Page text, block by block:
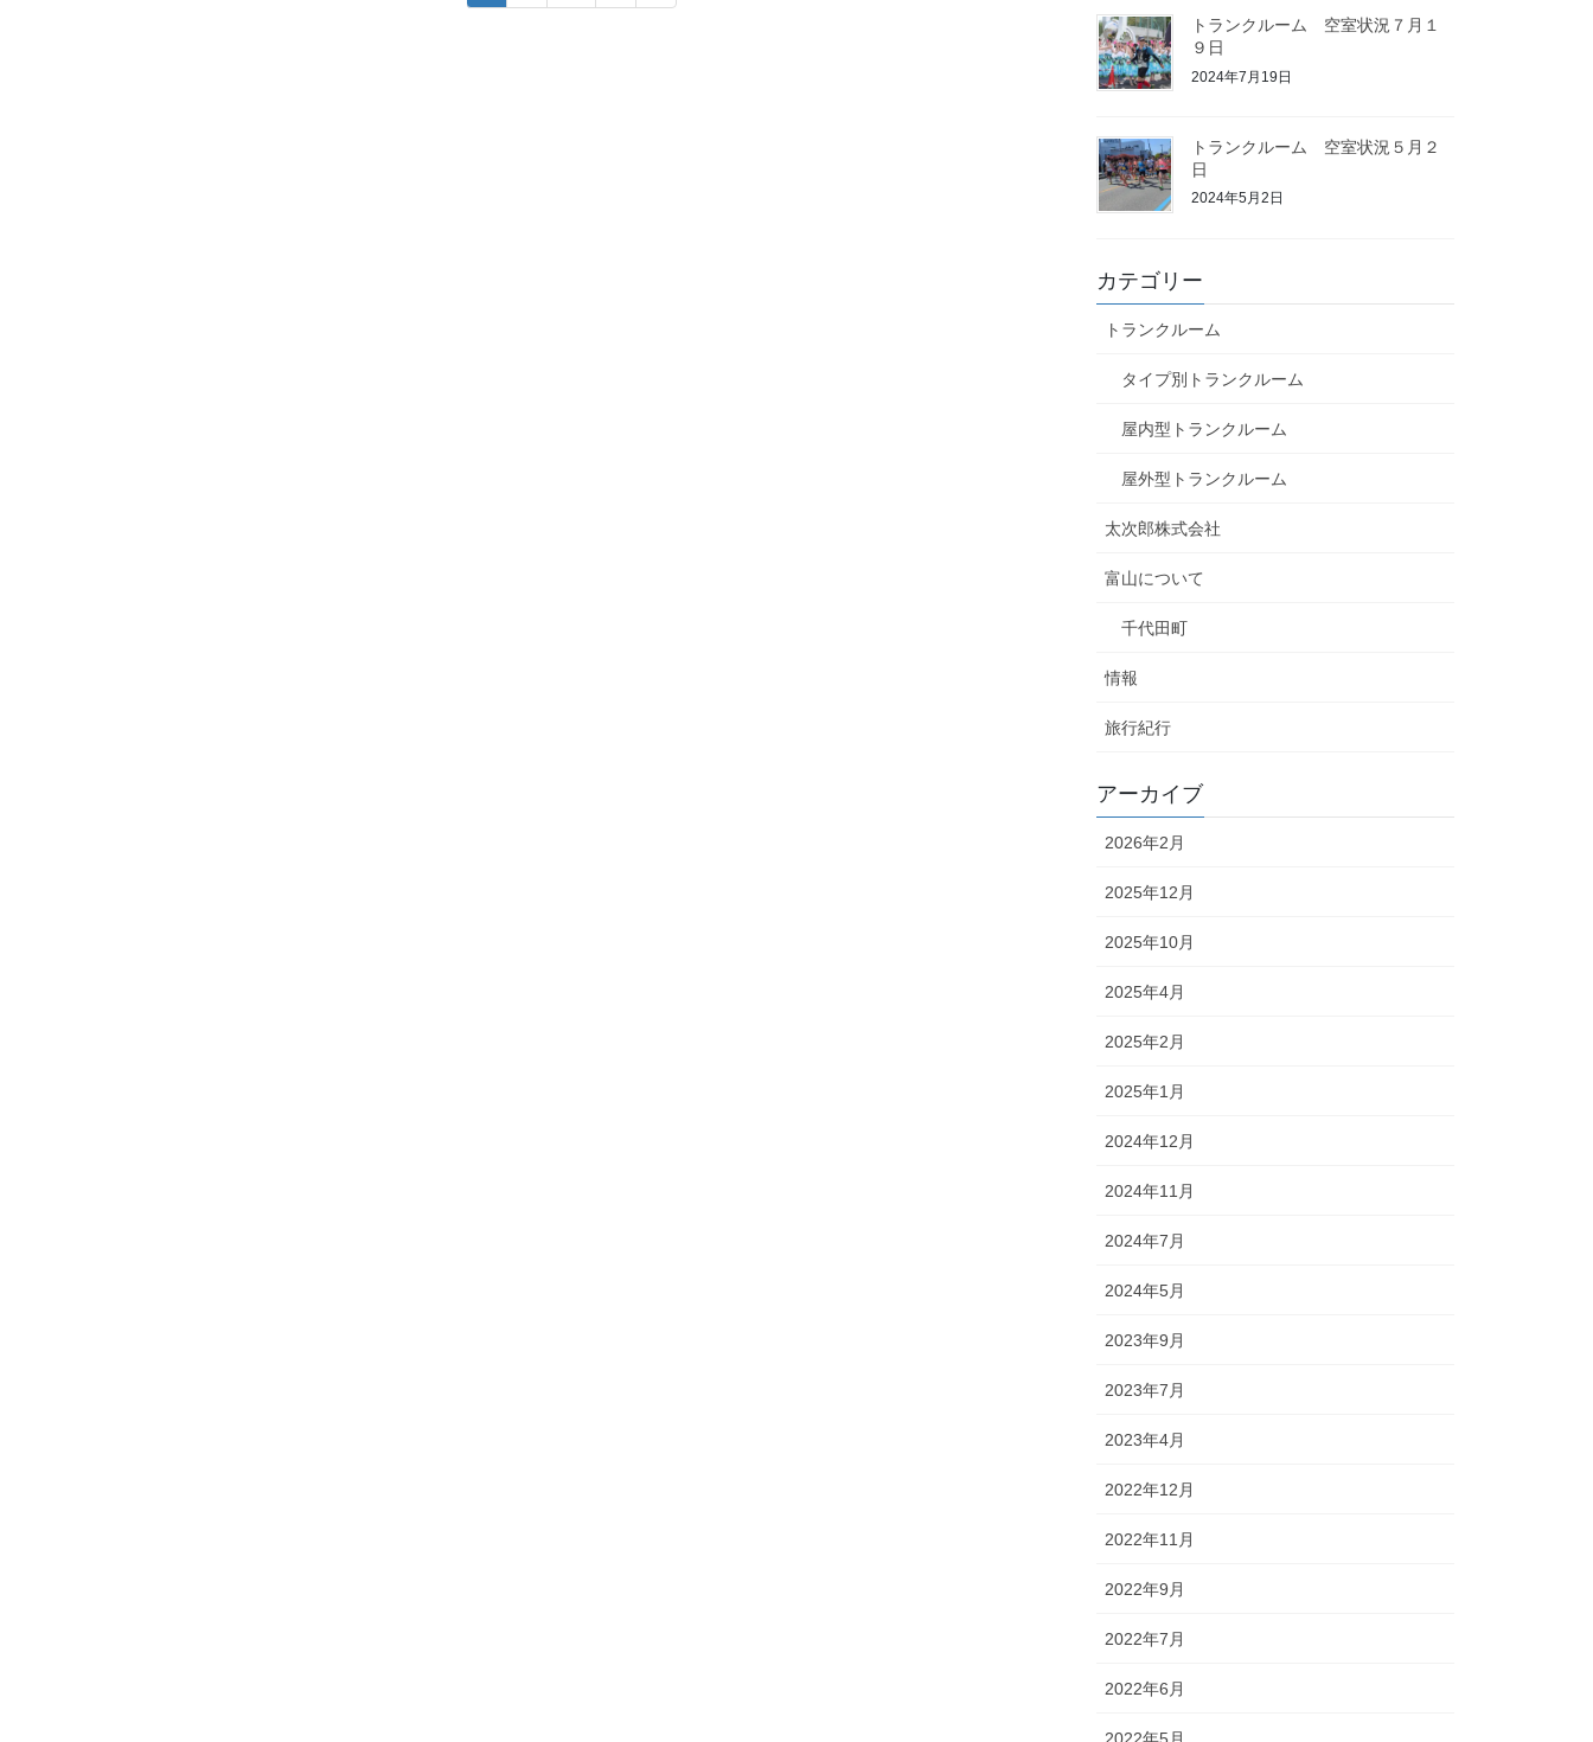
定
定
定
トランクルーム 空室状況７月１
９日
2024年7月19日
トランクルーム 空室状況５月２
日
2024年5月2日
カテゴリー
トランクルーム
タイプ別トランクルーム
屋内型トランクルーム
屋外型トランクルーム
太次郎株式会社
富山について
千代田町
情報
旅行紀行
アーカイブ
2026年2月
2025年12月
2025年10月
2025年4月
2025年2月
2025年1月
2024年12月
2024年11月
2024年7月
2024年5月
2023年9月
2023年7月
2023年4月
2022年12月
2022年11月
2022年9月
2022年7月
2022年6月
2022年5月